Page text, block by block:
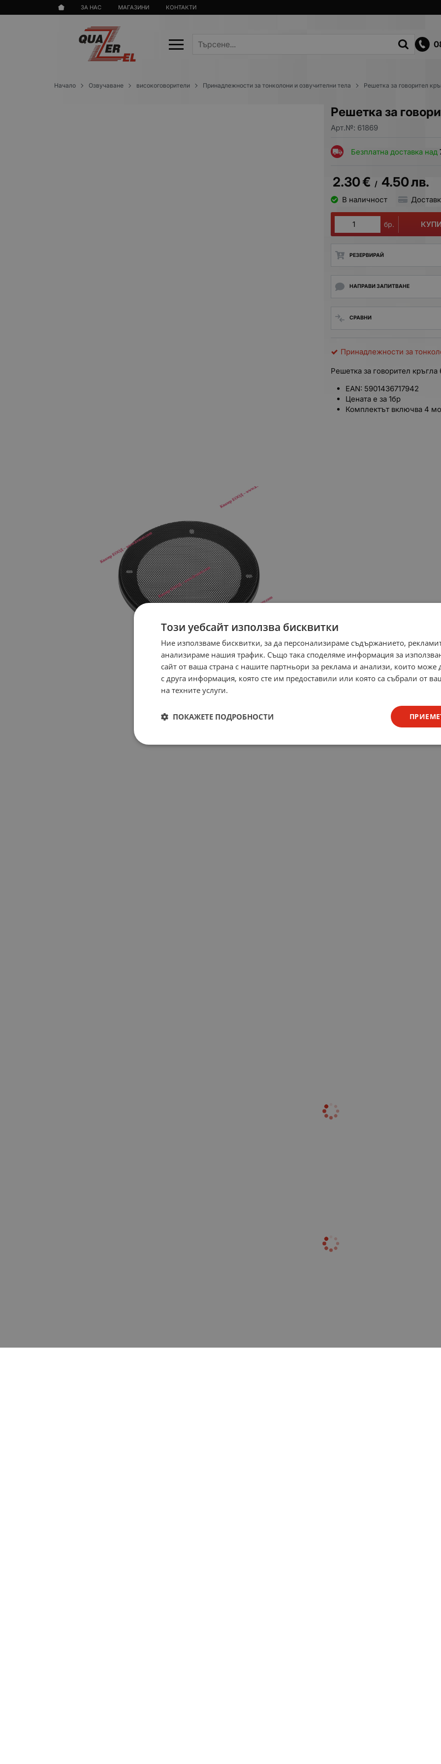
ЗА НАС МАГАЗИНИ КОНТАКТИ
Начало Озвучаване високоговорители Принадлежности за тонколони и озвучителни тела Решетка за говорител
Решетка за
Арт.№: 61869
Безплатна доставка над
2.30€ / 4.50лв.
В наличност
бр.
РЕЗЕРВИРАЙ
НАПРАВИ ЗАПИТВАНЕ
СРАВНИ
Принадлежности за
Решетка за говорител кръгла
EAN: 5901436717942
Цената е за 1бр
Комплектът включва 4
Този уебсайт използва бисквитки
Ние използваме бисквитки, за да персонализираме съдържанието,
анализираме нашия трафик. Също така споделяме информация за
сайт от ваша страна с нашите партньори за реклама и анализи, които може
с друга информация, която сте им предоставили или която са събрали от
на техните услуги.
ПОКАЖЕТЕ ПОДРОБНОСТИ